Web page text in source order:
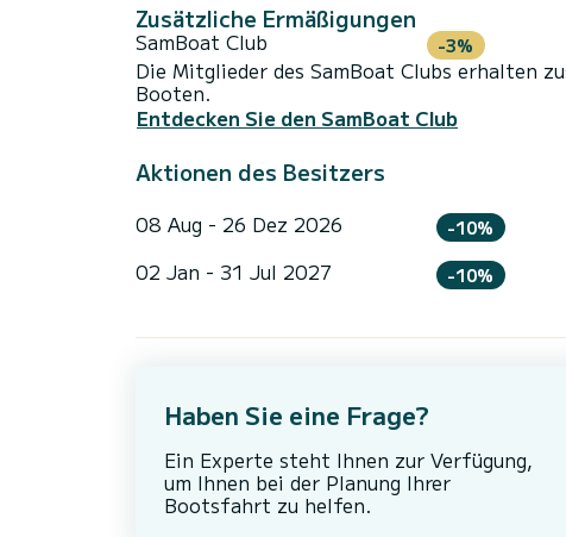
Zusätzliche Ermäßigungen
SamBoat Club -3%
Die Mitglieder des SamBoat Clubs erhalten
Booten.
Entdecken Sie den SamBoat Club
Aktionen des Besitzers
08 Aug - 26 Dez 2026 -10%
02 Jan - 31 Jul 2027 -10%
Haben Sie eine Frage?
Ein Experte steht Ihnen zur Verfügung,
um Ihnen bei der Planung Ihrer
Bootsfahrt zu helfen.